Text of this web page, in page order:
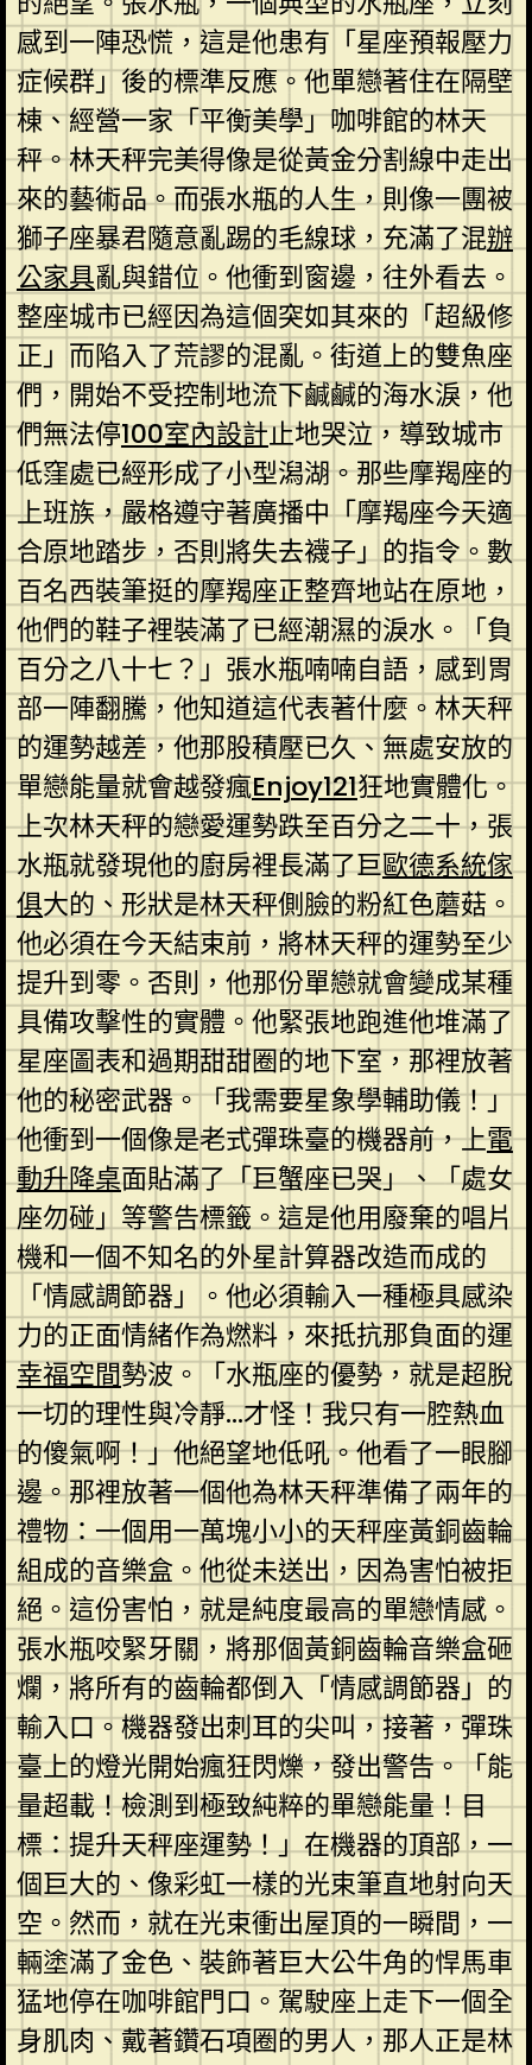
感到一陣恐慌，這是他患有「星座預報壓力
症候群」後的標準反應。他單戀著住在隔壁
棟、經營一家「平衡美學」咖啡館的林天
秤。林天秤完美得像是從黃金分割線中走出
來的藝術品。而張水瓶的人生，則像一團被
獅子座暴君隨意亂踢的毛線球，充滿了混辦
公家具亂與錯位。他衝到窗邊，往外看去。
整座城市已經因為這個突如其來的「超級修
正」而陷入了荒謬的混亂。街道上的雙魚座
們，開始不受控制地流下鹹鹹的海水淚，他
們無法停100室內設計止地哭泣，導致城市
低窪處已經形成了小型潟湖。那些摩羯座的
上班族，嚴格遵守著廣播中「摩羯座今天適
合原地踏步，否則將失去襪子」的指令。數
百名西裝筆挺的摩羯座正整齊地站在原地，
他們的鞋子裡裝滿了已經潮濕的淚水。「負
百分之八十七？」張水瓶喃喃自語，感到胃
部一陣翻騰，他知道這代表著什麼。林天秤
的運勢越差，他那股積壓已久、無處安放的
單戀能量就會越發瘋Enjoy121狂地實體化。
上次林天秤的戀愛運勢跌至百分之二十，張
水瓶就發現他的廚房裡長滿了巨歐德系統傢
俱大的、形狀是林天秤側臉的粉紅色蘑菇。
他必須在今天結束前，將林天秤的運勢至少
提升到零。否則，他那份單戀就會變成某種
具備攻擊性的實體。他緊張地跑進他堆滿了
星座圖表和過期甜甜圈的地下室，那裡放著
他的秘密武器。「我需要星象學輔助儀！」
他衝到一個像是老式彈珠臺的機器前，上電
動升降桌面貼滿了「巨蟹座已哭」、「處女
座勿碰」等警告標籤。這是他用廢棄的唱片
機和一個不知名的外星計算器改造而成的
「情感調節器」。他必須輸入一種極具感染
力的正面情緒作為燃料，來抵抗那負面的運
幸福空間勢波。「水瓶座的優勢，就是超脫
一切的理性與冷靜…才怪！我只有一腔熱血
的傻氣啊！」他絕望地低吼。他看了一眼腳
邊。那裡放著一個他為林天秤準備了兩年的
禮物：一個用一萬塊小小的天秤座黃銅齒輪
組成的音樂盒。他從未送出，因為害怕被拒
絕。這份害怕，就是純度最高的單戀情感。
張水瓶咬緊牙關，將那個黃銅齒輪音樂盒砸
爛，將所有的齒輪都倒入「情感調節器」的
輸入口。機器發出刺耳的尖叫，接著，彈珠
臺上的燈光開始瘋狂閃爍，發出警告。「能
量超載！檢測到極致純粹的單戀能量！目
標：提升天秤座運勢！」在機器的頂部，一
個巨大的、像彩虹一樣的光束筆直地射向天
空。然而，就在光束衝出屋頂的一瞬間，一
輛塗滿了金色、裝飾著巨大公牛角的悍馬車
猛地停在咖啡館門口。駕駛座上走下一個全
身肌肉、戴著鑽石項圈的男人，那人正是林